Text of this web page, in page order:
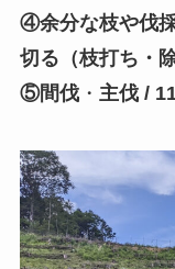
④余分な枝や伐
切る（枝打ち・
⑤間伐・ 主伐 /